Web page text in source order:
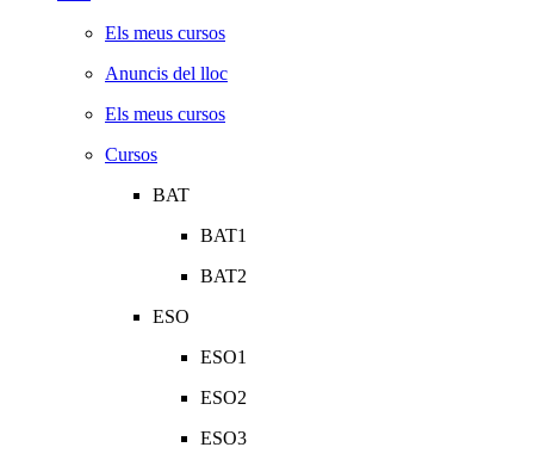
Els meus cursos
Anuncis del lloc
Els meus cursos
Cursos
BAT
BAT1
BAT2
ESO
ESO1
ESO2
ESO3